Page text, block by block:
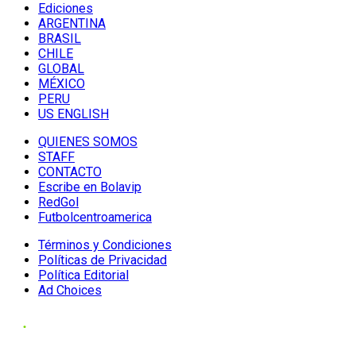
Ediciones
ARGENTINA
BRASIL
CHILE
GLOBAL
MÉXICO
PERU
US ENGLISH
QUIENES SOMOS
STAFF
CONTACTO
Escribe en Bolavip
RedGol
Futbolcentroamerica
Términos y Condiciones
Políticas de Privacidad
Política Editorial
Ad Choices